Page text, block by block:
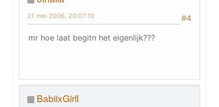
#4
21 mei 2006, 20:07:10
mr hoe laat begitn het eigenlijk???
BabiixGirll